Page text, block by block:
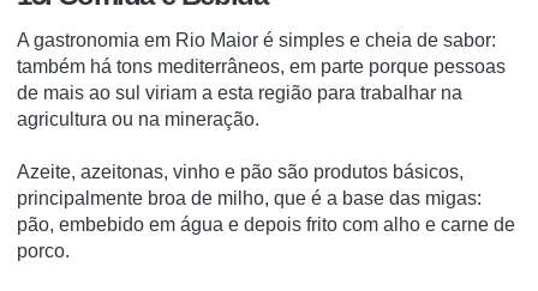
A gastronomia em Rio Maior é simples e cheia de sabor:
também há tons mediterrâneos, em parte porque pessoas
de mais ao sul viriam a esta região para trabalhar na
agricultura ou na mineração.
Azeite, azeitonas, vinho e pão são produtos básicos,
principalmente broa de milho, que é a base das migas:
pão, embebido em água e depois frito com alho e carne de
porco.